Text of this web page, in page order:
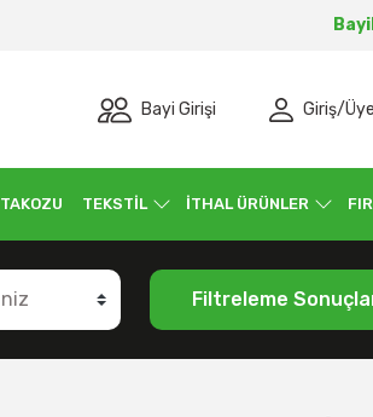
Bayi Girişi Giriş/
TEKSTİL İTHAL ÜRÜNLER
Filtreleme